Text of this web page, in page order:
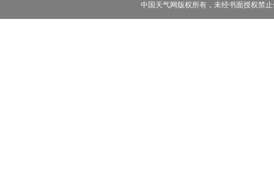
中国天气网版权所有，未经书面授权